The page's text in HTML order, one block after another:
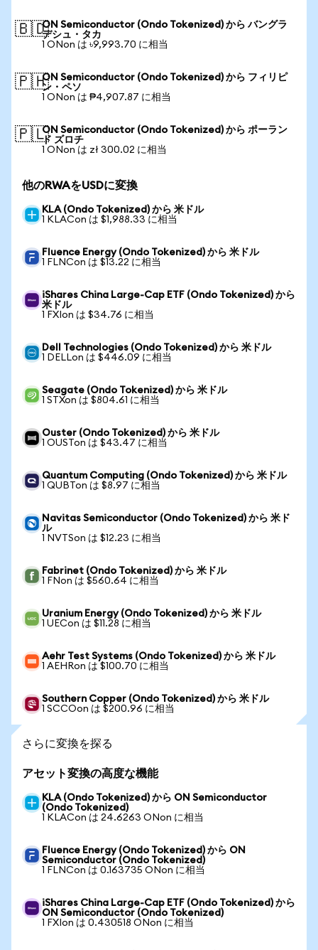
🇧🇩ON Semiconductor (Ondo Tokenized) から バングラ
デシュ・タカ
1 ONon は ৳9,993.70 に相当
🇵🇭ON Semiconductor (Ondo Tokenized) から フィリピ
ン・ペソ
1 ONon は ₱4,907.87 に相当
🇵🇱ON Semiconductor (Ondo Tokenized) から ポーラン
ド ズロチ
1 ONon は zł 300.02 に相当
他のRWAをUSDに変換
KLA (Ondo Tokenized) から 米ドル
1 KLACon は $1,988.33 に相当
Fluence Energy (Ondo Tokenized) から 米ドル
1 FLNCon は $13.22 に相当
iShares China Large-Cap ETF (Ondo Tokenized) から
米ドル
1 FXIon は $34.76 に相当
Dell Technologies (Ondo Tokenized) から 米ドル
1 DELLon は $446.09 に相当
Seagate (Ondo Tokenized) から 米ドル
1 STXon は $804.61 に相当
Ouster (Ondo Tokenized) から 米ドル
1 OUSTon は $43.47 に相当
Quantum Computing (Ondo Tokenized) から 米ドル
1 QUBTon は $8.97 に相当
Navitas Semiconductor (Ondo Tokenized) から 米ド
ル
1 NVTSon は $12.23 に相当
Fabrinet (Ondo Tokenized) から 米ドル
1 FNon は $560.64 に相当
Uranium Energy (Ondo Tokenized) から 米ドル
1 UECon は $11.28 に相当
Aehr Test Systems (Ondo Tokenized) から 米ドル
1 AEHRon は $100.70 に相当
Southern Copper (Ondo Tokenized) から 米ドル
1 SCCOon は $200.96 に相当
さらに変換を探る
アセット変換の高度な機能
KLA (Ondo Tokenized) から ON Semiconductor
(Ondo Tokenized)
1 KLACon は 24.6263 ONon に相当
Fluence Energy (Ondo Tokenized) から ON
Semiconductor (Ondo Tokenized)
1 FLNCon は 0.163735 ONon に相当
iShares China Large-Cap ETF (Ondo Tokenized) から
ON Semiconductor (Ondo Tokenized)
1 FXIon は 0.430518 ONon に相当